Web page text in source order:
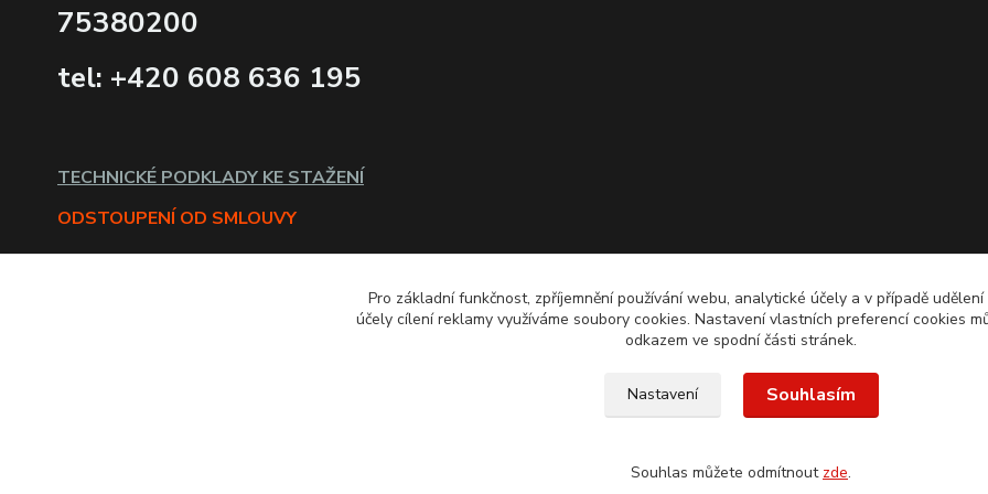
75380200
tel: +420 608 636 195
TECHNICKÉ PODKLADY KE STAŽENÍ
ODSTOUPENÍ OD SMLOUVY
Pro základní funkčnost, zpříjemnění používání webu, analytické účely a v případě
účely cílení reklamy využíváme soubory cookies. Nastavení vlastních preferencí cookies
odkazem ve spodní části stránek.
Nastavení Souhlasím
Souhlas můžete odmítnout zde.